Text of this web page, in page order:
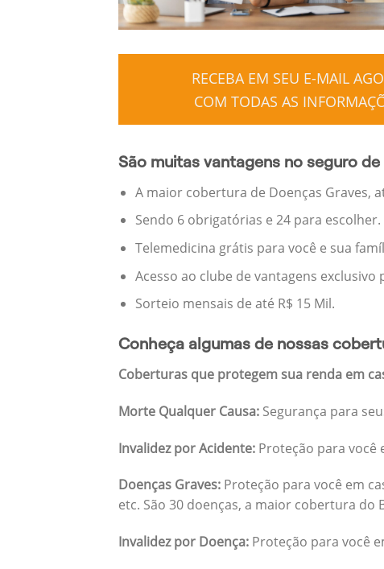
RECEBA EM SEU E-MAIL
COM TODAS AS
São muitas vantagens no seguro
A maior cobertura de Doenças Graves,
Sendo 6 obrigatórias e 24 para
Telemedicina grátis para você e sua
Acesso ao clube de vantagens
Sorteio mensais de até R$ 15 Mil.
Conheça algumas de nossas
Coberturas que protegem sua renda em
Morte Qualquer Causa: Segurança para
Invalidez por Acidente: Proteção para você
Doenças Graves: Proteção para você em
etc. São 30 doenças, a maior cobertura do
Invalidez por Doença: Proteção para você